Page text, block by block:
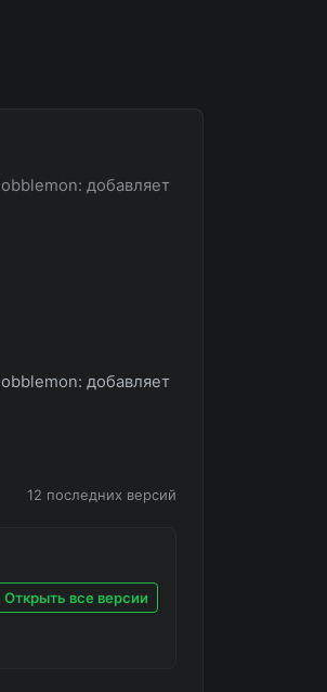
добавляет
добавляет
12 последних версий
Открыть все версии